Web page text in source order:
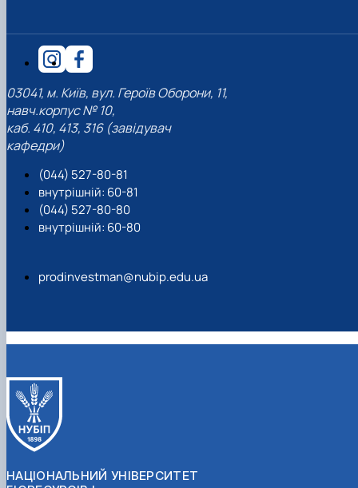
03041, м. Київ, вул. Героїв Оборони, 11,
навч.корпус № 10,
каб. 410, 413, 316 (завідувач
кафедри)
(044) 527-80-81
внутрішній: 60-81
(044) 527-80-80
внутрішній: 60-80
prodinvestman@nubip.edu.ua
НАЦІОНАЛЬНИЙ УНІВЕРСИТЕТ